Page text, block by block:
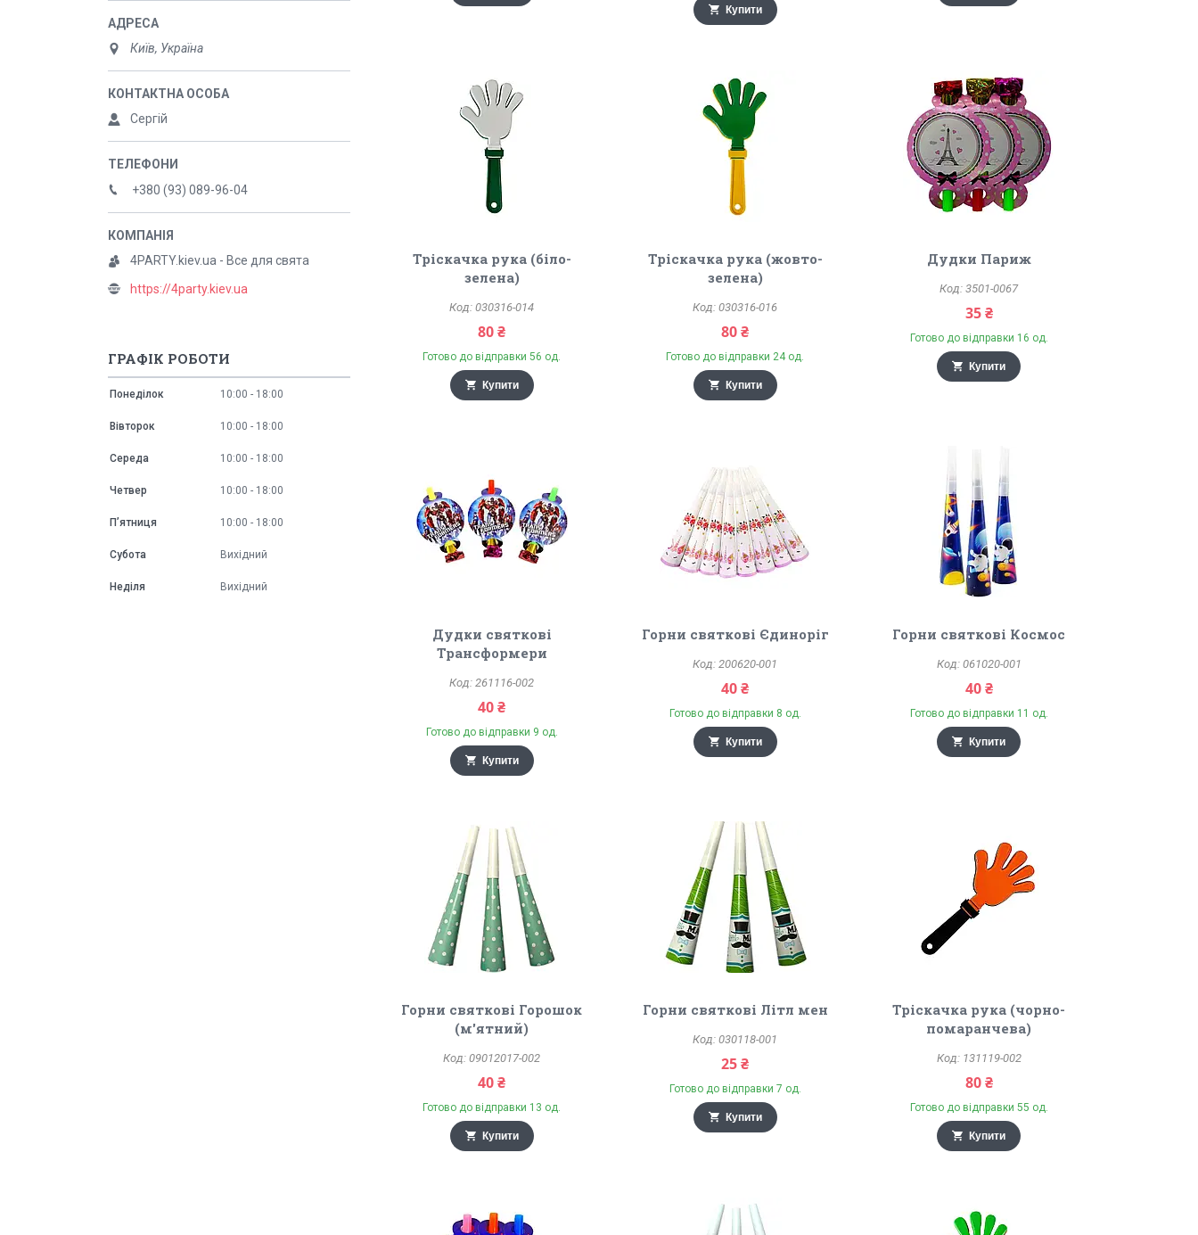
Купити
Тріскачка рука (біло-
зелена)
030316-014
80 ₴
Готово до відправки 56 од.
Купити
Тріскачка рука (жовто-
зелена)
030316-016
80 ₴
Готово до відправки 24 од.
Купити
Дудки Париж
3501-0067
35 ₴
Готово до відправки 16 од.
Купити
Дудки святкові
Трансформери
261116-002
40 ₴
Готово до відправки 9 од.
Купити
Горни святкові Єдиноріг
200620-001
40 ₴
Готово до відправки 8 од.
Купити
Горни святкові Космос
061020-001
40 ₴
Готово до відправки 11 од.
Купити
Горни святкові Горошок
(м'ятний)
09012017-002
40 ₴
Готово до відправки 13 од.
Купити
Горни святкові Літл мен
030118-001
25 ₴
Готово до відправки 7 од.
Купити
Тріскачка рука (чорно-
помаранчева)
131119-002
80 ₴
Готово до відправки 55 од.
Купити
Київ, Україна
Сергій
+380 (93) 089-96-04
4PARTY.kiev.ua - Все для свята
https://4party.kiev.ua
ГРАФІК РОБОТИ
Понеділок 10:00 18:00
Вівторок 10:00 18:00
Середа 10:00 18:00
Четвер 10:00 18:00
Пʼятниця 10:00 18:00
Субота Вихідний
Неділя Вихідний